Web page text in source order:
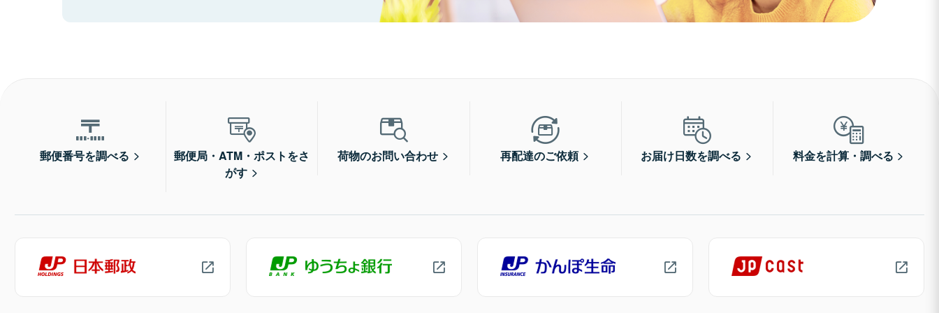
郵便番号を調べる
郵便局・ATM・ポストをさ
がす
荷物のお問い合わせ 再配達のご依頼 お届け日数を調べる 料金を計算・調べる